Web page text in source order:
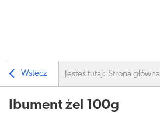
Wstecz Jesteś tutaj: Strona główna
Ibument żel 100g